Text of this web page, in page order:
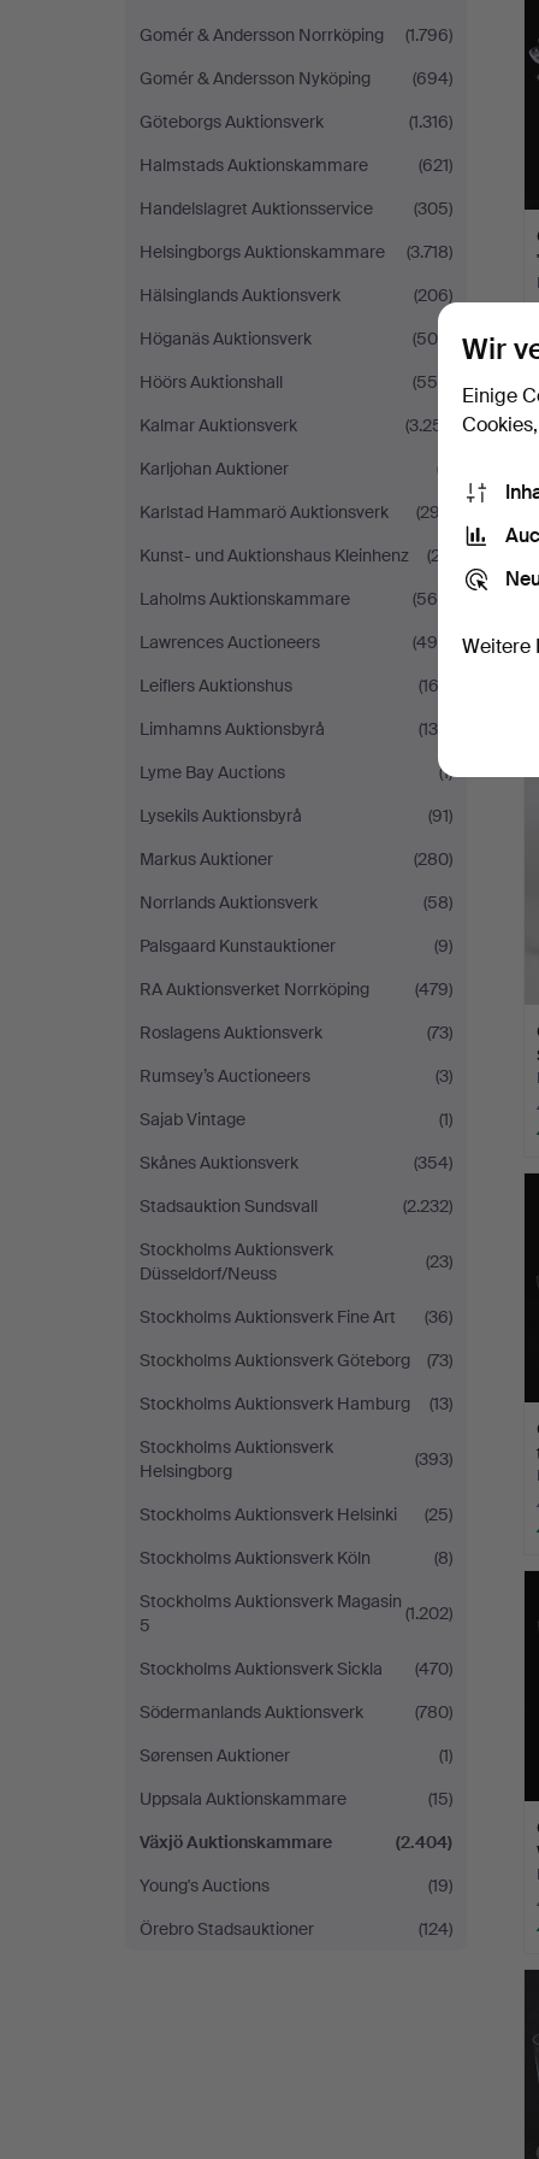
Gomér & Andersson Norrköping
(1.796)
Gomér & Andersson Nyköping
(694)
Göteborgs Auktionsverk
(1.316)
Halmstads Auktionskammare
(621)
Handelslagret Auktionsservice
(305)
Helsingborgs Auktionskammare
(3.718)
Hälsinglands Auktionsverk
(206)
Höganäs Auktionsverk
(506)
Höörs Auktionshall
(556)
Kalmar Auktionsverk
(3.251)
Karljohan Auktioner
(7)
Karlstad Hammarö Auktionsverk
(297)
Kunst- und Auktionshaus Kleinhenz
(27)
Laholms Auktionskammare
(560)
Lawrences Auctioneers
(494)
Leiflers Auktionshus
(163)
Limhamns Auktionsbyrå
(138)
Lyme Bay Auctions
(1)
Lysekils Auktionsbyrå
(91)
Markus Auktioner
(280)
Norrlands Auktionsverk
(58)
Palsgaard Kunstauktioner
(9)
RA Auktionsverket Norrköping
(479)
Roslagens Auktionsverk
(73)
Rumsey’s Auctioneers
(3)
Sajab Vintage
(1)
Skånes Auktionsverk
(354)
Stadsauktion Sundsvall
(2.232)
Stockholms Auktionsverk
Düsseldorf/Neuss
(23)
Stockholms Auktionsverk Fine Art
(36)
Stockholms Auktionsverk Göteborg
(73)
Stockholms Auktionsverk Hamburg
(13)
Stockholms Auktionsverk
Helsingborg
(393)
Stockholms Auktionsverk Helsinki
(25)
Stockholms Auktionsverk Köln
(8)
Stockholms Auktionsverk Magasin
5
(1.202)
Stockholms Auktionsverk Sickla
(470)
Södermanlands Auktionsverk
(780)
Sørensen Auktioner
(1)
Uppsala Auktionskammare
(15)
Växjö Auktionskammare
(2.404)
Young's Auctions
(19)
Örebro Stadsauktioner
(124)
Wir
Einige
Weitere